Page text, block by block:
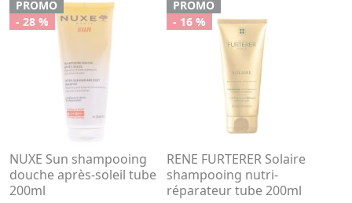
PROMO
- 28 %
NUXE Sun shampooing
douche après-soleil tube
200ml
PROMO
- 16 %
RENE FURTERER Solaire
shampooing nutri-
réparateur tube 200ml